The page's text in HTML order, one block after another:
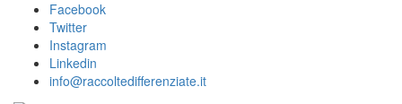
Facebook
Twitter
Instagram
Linkedin
info@raccoltedifferenziate.it